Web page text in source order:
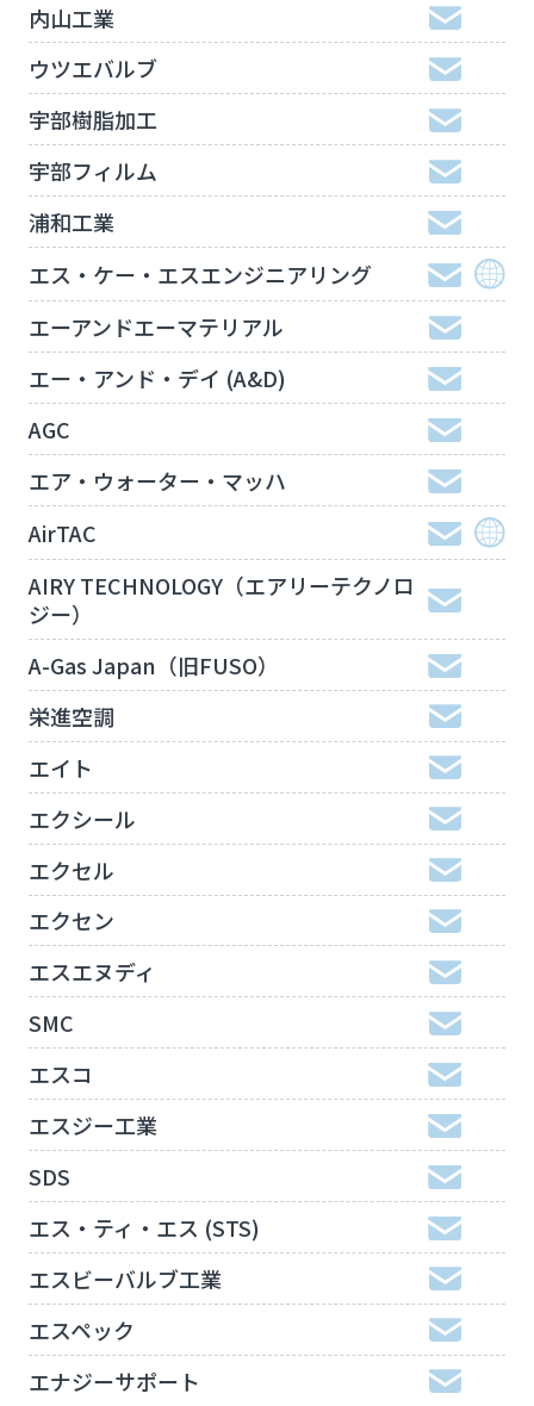
内山工業
ウツエバルブ
宇部樹脂加工
宇部フィルム
浦和工業
エス・ケー・エスエンジニアリング
エーアンドエーマテリアル
エー・アンド・デイ (A&D)
AGC
エア・ウォーター・マッハ
AirTAC
AIRY TECHNOLOGY（エアリーテクノロ
ジー）
A-Gas Japan（旧FUSO）
栄進空調
エイト
エクシール
エクセル
エクセン
エスエヌディ
SMC
エスコ
エスジー工業
SDS
エス・ティ・エス (STS)
エスビーバルブ工業
エスペック
エナジーサポート